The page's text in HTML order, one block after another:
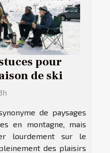
pour
de ski
de paysages
en montagne, mais
lourdement sur le
des plaisirs